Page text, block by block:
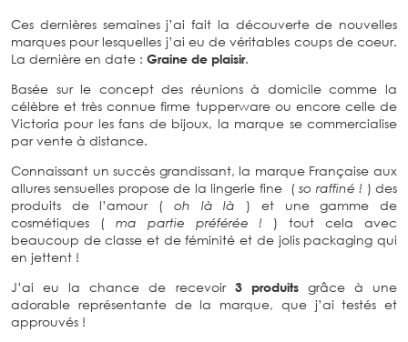
Ces dernières semaines j’ai fait la découverte de nouvelles
marques pour lesquelles j’ai eu de véritables coups de coeur.
La dernière en date : Graine de plaisir.
Basée sur le concept des réunions à domicile comme la
célèbre et très connue firme tupperware ou encore celle de
Victoria pour les fans de bijoux, la marque se commercialise
par vente à distance.
Connaissant un succès grandissant, la marque Française aux
allures sensuelles propose de la lingerie fine (so raffiné ! ) des
produits de l’amour ( oh là là ) et une gamme de
cosmétiques ( ma partie préférée ! ) tout cela avec
beaucoup de classe et de féminité et de jolis packaging qui
en jettent !
J’ai eu la chance de recevoir 3 produits grâce à une
adorable représentante de la marque, que j’ai testés et
approuvés !